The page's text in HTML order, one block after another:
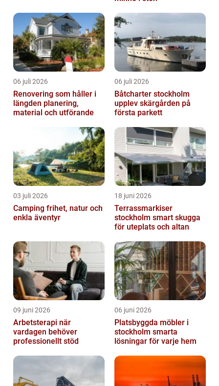
06 juli 2026
Renovering som håller i
längden planering,
material och utförande
06 juli 2026
Båtcharter stockholm
upplev skärgården på
första parkett
03 juli 2026
Camping frihet, natur och
enkla äventyr
18 juni 2026
Terrassmarkiser
stockholm smart skugga
för uteplats och altan
09 juni 2026
Arbetsterapi när
vardagen behöver
professionellt stöd
06 juni 2026
Platsbyggda möbler i
stockholm smarta
lösningar för varje hem